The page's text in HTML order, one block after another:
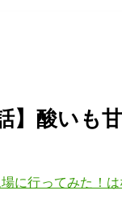
】酸いも
に行ってみた！